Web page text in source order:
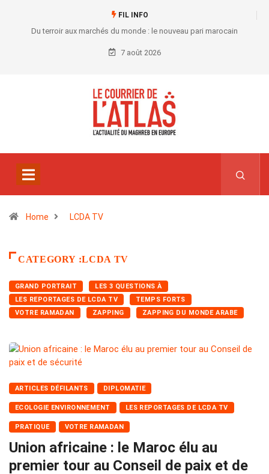
FIL INFO
Du terroir aux marchés du monde : le nouveau pari marocain
7 août 2026
Home LCDA TV
CATEGORY :LCDA TV
GRAND PORTRAIT
LES 3 QUESTIONS À
LES REPORTAGES DE LCDA TV
TEMPS FORTS
VOTRE RAMADAN
ZAPPING ZAPPING DU MONDE ARABE
ARTICLES DÉFILANTS DIPLOMATIE
ECOLOGIE ENVIRONNEMENT LES REPORTAGES DE LCDA TV
PRATIQUE VOTRE RAMADAN
Union africaine : le Maroc élu au
premier tour au Conseil de paix et de